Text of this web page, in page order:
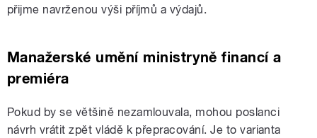
přijme navrženou výši příjmů a výdajů.
Manažerské umění ministryně financí a
premiéra
Pokud by se většině nezamlouvala, mohou poslanci
návrh vrátit zpět vládě k přepracování. Je to varianta